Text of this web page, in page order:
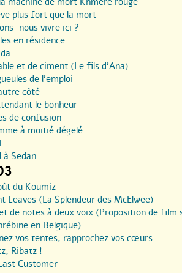
plus fort que la mort
nous vivre ici ?
en résidence
et de ciment (Le fils d’Ana)
de l’emploi
côté
le bonheur
de confusion
à moitié dégelé
à Sedan
du Koumiz
Leaves (La Splendeur des McElwee)
de notes à deux voix (Proposition de film
en Belgique)
vos tentes, rapprochez vos cœurs
Ribatz !
Customer